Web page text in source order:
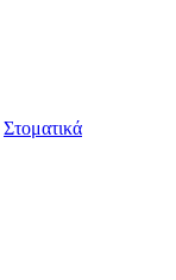
Στοματικά